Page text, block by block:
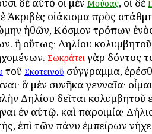
δὲ αὐτὸ οἱ μὲν Μούσας, οἱ δὲ
Ἀκριβὲς οἰάκισμα πρὸς
ἠθῶν, Κόσμον τρόπων
ἢ οὕτως· Δηλίου
Σωκράτειγὰρ δόντος
τοῦ Σκοτεινοῦ σύγγραμμα,
ἃ μὲν συνῆκα γενναῖα·
Δηλίου δεῖται κολυμβητοῦ
ἐν αὐτῷ. καὶ παροιμία·
ἐπὶ τῶν πάνυ ἐμπείρων